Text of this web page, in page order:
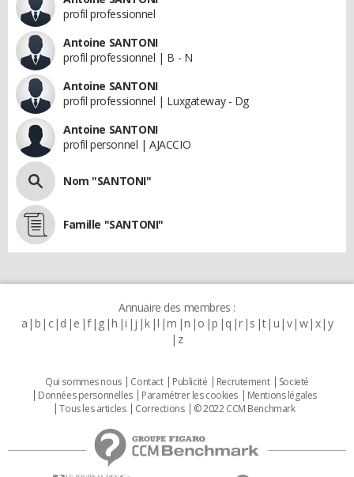
profil professionnel
Antoine SANTONI
profil professionnel | B - N
Antoine SANTONI
profil professionnel | Luxgateway - Dg
Antoine SANTONI
profil personnel | AJACCIO
Nom "SANTONI"
Famille "SANTONI"
Annuaire des membres :
a b c d e f g h i j k l m n o p q r s t u v w x y
z
Qui sommes nous Contact Publicité Recrutement
Societé
Données personnelles
Paramétrer les cookies
Mentions légales
Tous les articles
Corrections © 2022 CCM Benchmark